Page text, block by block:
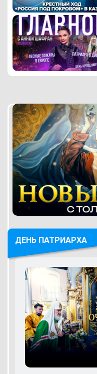
ДЕНЬ ПАТРИАРХА